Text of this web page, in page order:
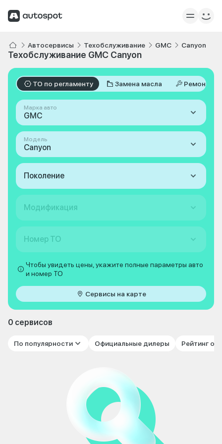
Автосервисы Техобслуживание GMC Canyon
Техобслуживание GMC Canyon
ТО по регламенту Замена масла Ремонт
Марка авто
GMC
Модель
Canyon
Поколение
Модификация
Номер ТО
Чтобы увидеть цены, укажите полные параметры авто
и номер ТО
Сервисы на карте
0 сервисов
По популярности Официальные дилеры Рейтинг